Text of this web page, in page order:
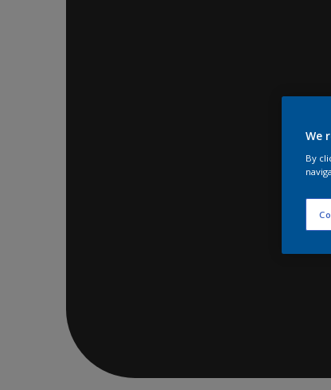
We
By